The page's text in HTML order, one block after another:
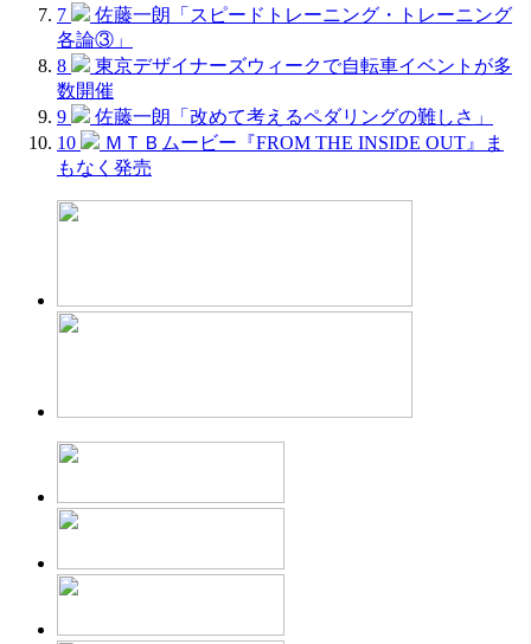
7
佐藤一朗「スピードトレーニング・トレーニング
各論③」
8
東京デザイナーズウィークで自転車イベントが多
数開催
9
佐藤一朗「改めて考えるペダリングの難しさ」
10
ＭＴＢムービー『FROM THE INSIDE OUT』ま
もなく発売